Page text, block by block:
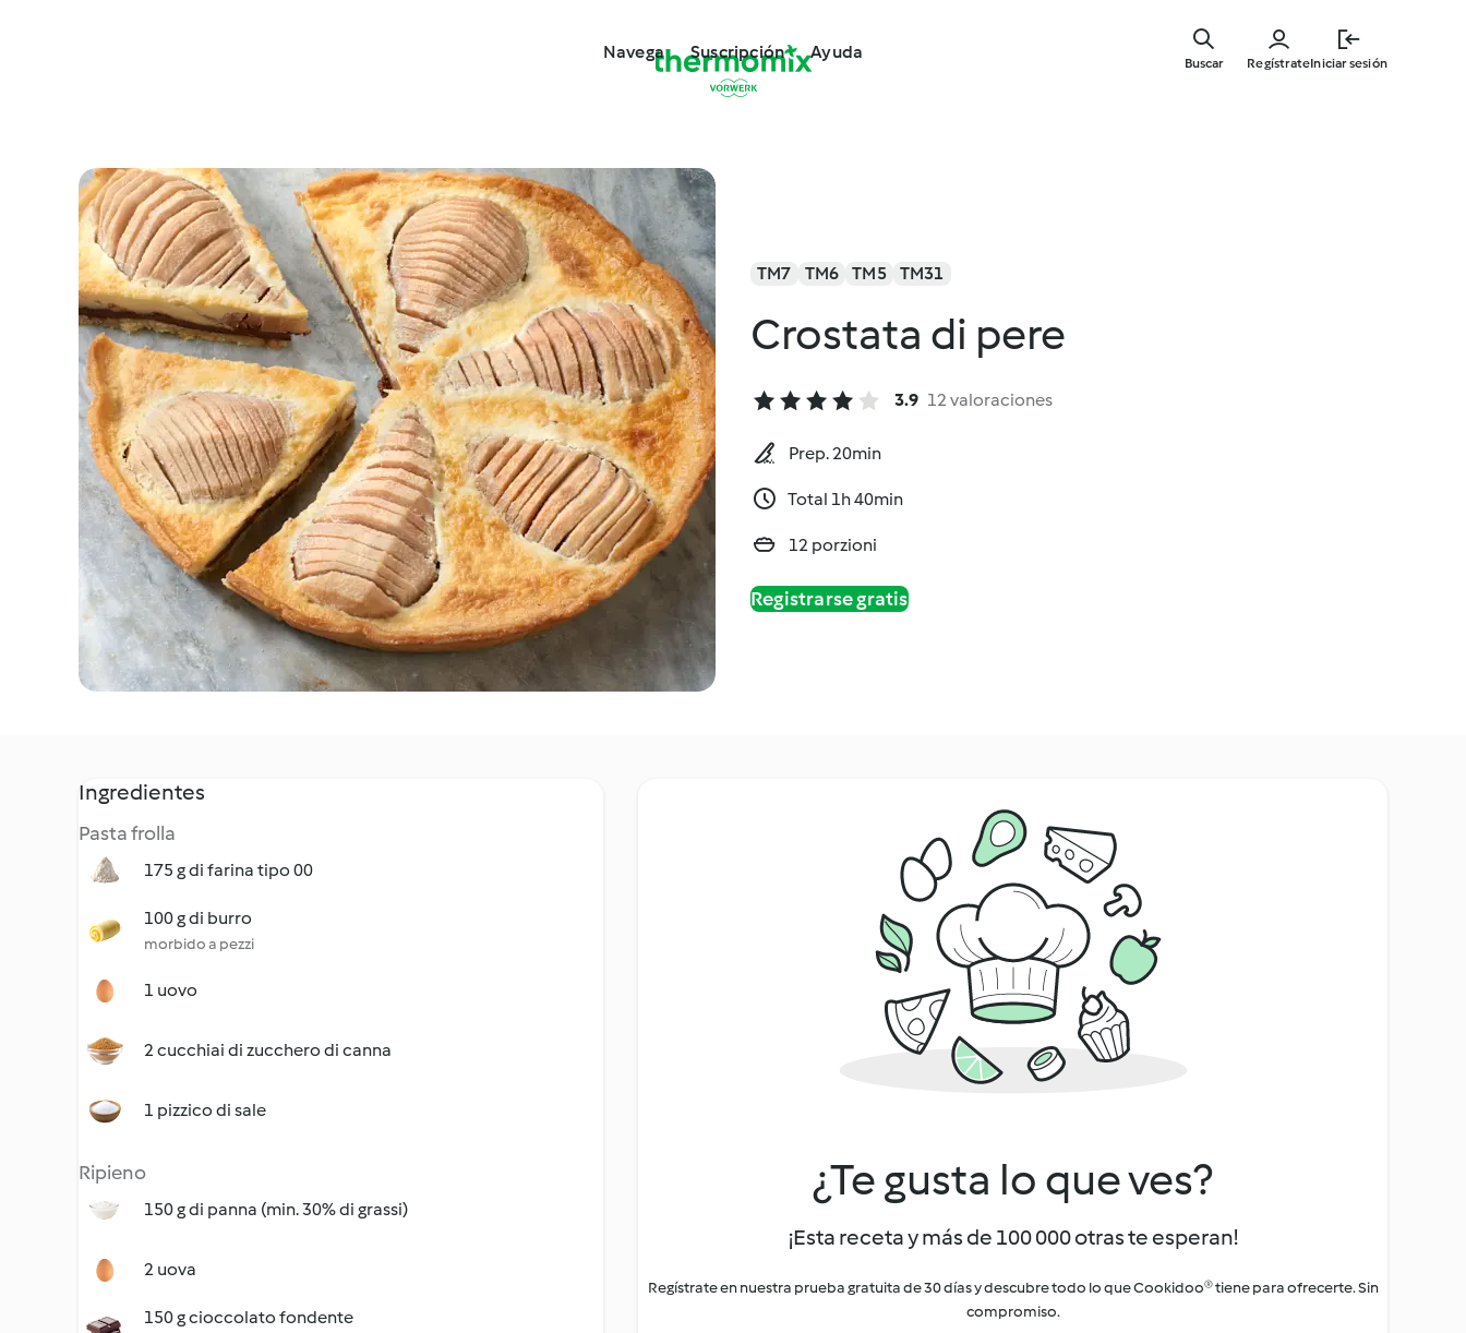
Navega Suscripción Ayuda
RegístrateIniciar sesión
Buscar
TM7 TM6 TM5 TM31
Crostata di pere
3.9 12 valoraciones
Prep. 20min
Total 1h 40min
12 porzioni
Registrarse gratis
Ingredientes
Pasta frolla
175 g di farina tipo 00
100 g di burro
morbido a pezzi
1 uovo
2 cucchiai di zucchero di canna
1 pizzico di sale
Ripieno
150 g di panna (min. 30% di grassi)
2 uova
150 g cioccolato fondente
¿Te gusta lo que ves?
¡Esta receta y más de 100 000 otras te esperan!
Regístrate en nuestra prueba gratuita de 30 días y descubre todo lo que Cookidoo® tiene para ofrecerte. Sin
compromiso.